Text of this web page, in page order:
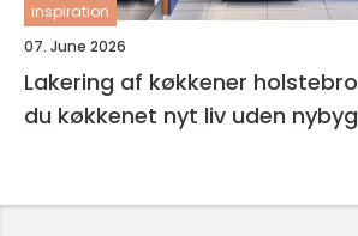
inspiration
07. June 2026
Lakering af køkkener holstebro sådan giver
du køkkenet nyt liv uden nybyg